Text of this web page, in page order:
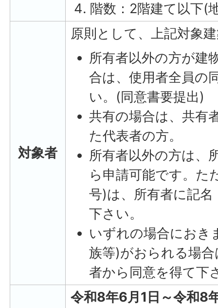
階数：2階建て以下(
対象者
原則として、上記対象
所有者以外の方が建
合は、使用者全員の
い。(同意書要提出)
共有の場合は、共有
た代表者の方。
所有者以外の方は、
ら申請可能です。た
号)は、所有者に記
下さい。
いずれの場合におき
族等)がおられる場
者から同意を得て下
令和8年6月1日～令和8